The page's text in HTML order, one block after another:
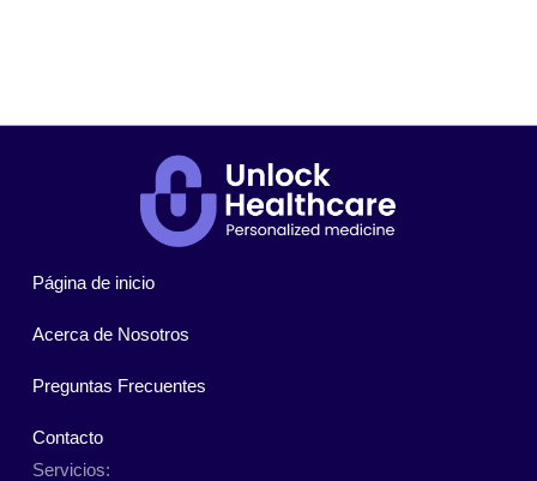
Página de inicio
Acerca de Nosotros
Preguntas Frecuentes
Contacto
Servicios: